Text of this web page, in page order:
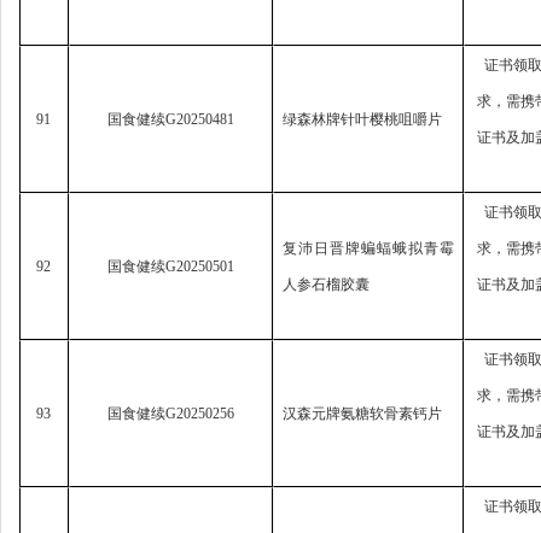
91 国食健续G20250481 绿森林牌针叶樱桃咀嚼片
证书领
求， 需携
证书及加
92 国食健续G20250501
复沛日晋牌蝙蝠蛾拟青霉
人参石榴胶囊
证书领
求， 需携
证书及加
93 国食健续G20250256 汉森元牌氨糖软骨素钙片
证书领
求， 需携
证书及加
证书领